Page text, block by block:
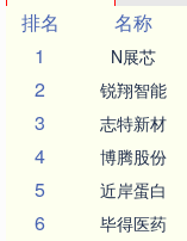
排名
名称
1
N展芯
2 锐翔智能
3 志特新材
4 博腾股份
5 近岸蛋白
6 毕得医药